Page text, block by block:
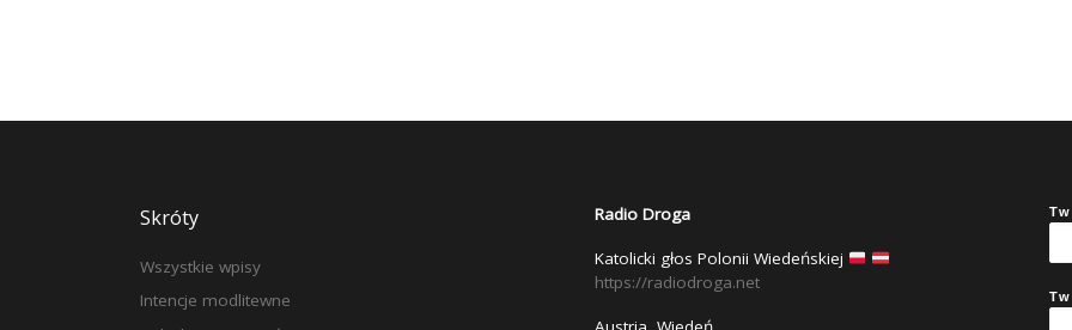
Skróty
Wszystkie wpisy
Intencje modlitewne
Radio Droga
Katolicki głos Polonii Wiedeńskiej
https://radiodroga.net